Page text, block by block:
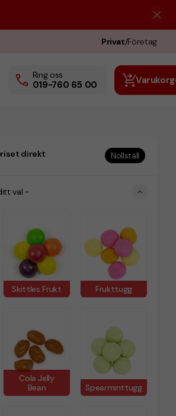
Privat/Företag
Ring oss
019-760 65 00
direkt Nollställ
val -
Skittles Frukt Frukttugg
Cola Jelly
Bean
Spearminttugg